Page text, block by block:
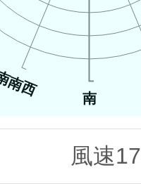
南
南西
風速